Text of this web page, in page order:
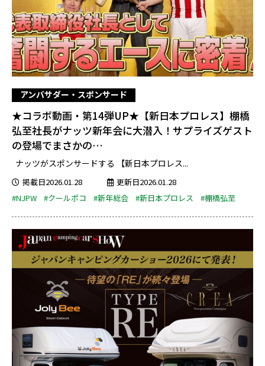
アンバサダー・スポンサード
★コラボ動画・第14弾UP★【新日本プロレス】棚橋
弘至社長がナッツ新年会に大潜入！サプライズゲスト
の登場でまさかの…
ナッツがスポンサードする 【新日本プロレス...
掲載日2026.01.28
更新日2026.01.28
#NJPW
#クールポコ #新年総会 #新日本プロレス #棚橋弘至